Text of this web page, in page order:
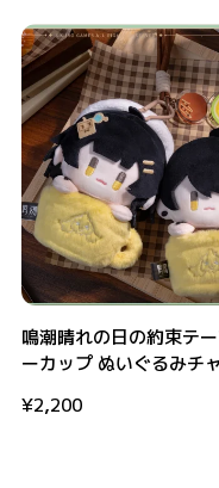
鳴潮晴れの日の約束テ
ーカップ ぬいぐるみチ
¥2,200